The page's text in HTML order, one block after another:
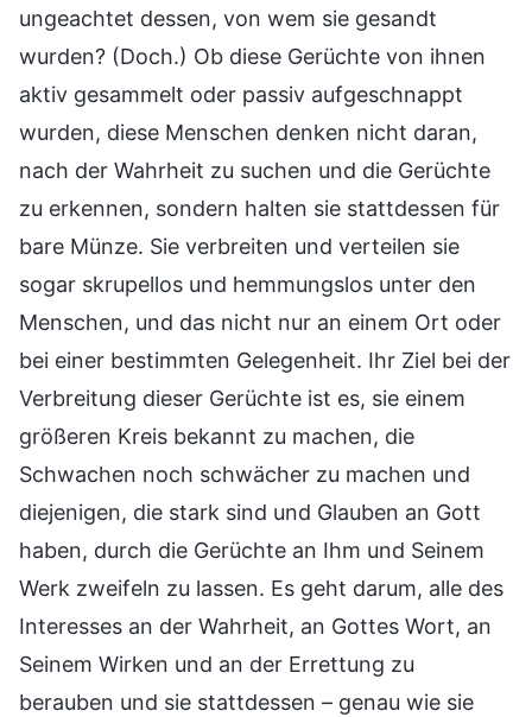
ungeachtet dessen, von wem sie gesandt
wurden? (Doch.) Ob diese Gerüchte von ihnen
aktiv gesammelt oder passiv aufgeschnappt
wurden, diese Menschen denken nicht daran,
nach der Wahrheit zu suchen und die Gerüchte
zu erkennen, sondern halten sie stattdessen für
bare Münze. Sie verbreiten und verteilen sie
sogar skrupellos und hemmungslos unter den
Menschen, und das nicht nur an einem Ort oder
bei einer bestimmten Gelegenheit. Ihr Ziel bei der
Verbreitung dieser Gerüchte ist es, sie einem
größeren Kreis bekannt zu machen, die
Schwachen noch schwächer zu machen und
diejenigen, die stark sind und Glauben an Gott
haben, durch die Gerüchte an Ihm und Seinem
Werk zweifeln zu lassen. Es geht darum, alle des
Interesses an der Wahrheit, an Gottes Wort, an
Seinem Wirken und an der Errettung zu
berauben und sie stattdessen – genau wie sie